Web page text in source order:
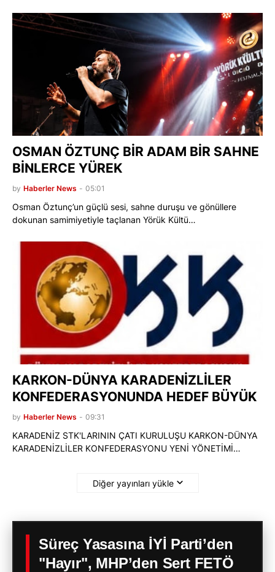
OSMAN ÖZTUNÇ BİR ADAM BİR SAHNE
BİNLERCE YÜREK
by Haberler News - 05:01
Osman Öztunç’un güçlü sesi, sahne duruşu ve gönüllere
dokunan samimiyetiyle taçlanan Yörük Kültü…
KARKON-DÜNYA KARADENİZLİLER
KONFEDERASYONUNDA HEDEF BÜYÜK
by Haberler News - 09:31
KARADENİZ STK'LARININ ÇATI KURULUŞU KARKON-DÜNYA
KARADENİZLİLER KONFEDERASYONU YENİ YÖNETİMİ…
Diğer yayınları yükle
Süreç Yasasına İYİ Parti’den
"Hayır", MHP’den Sert FETÖ